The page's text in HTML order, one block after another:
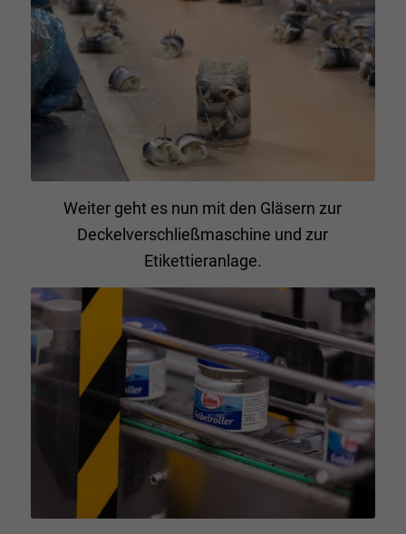
Weiter geht es nun mit den Gläsern zur
Deckelverschließmaschine und zur
Etikettieranlage.